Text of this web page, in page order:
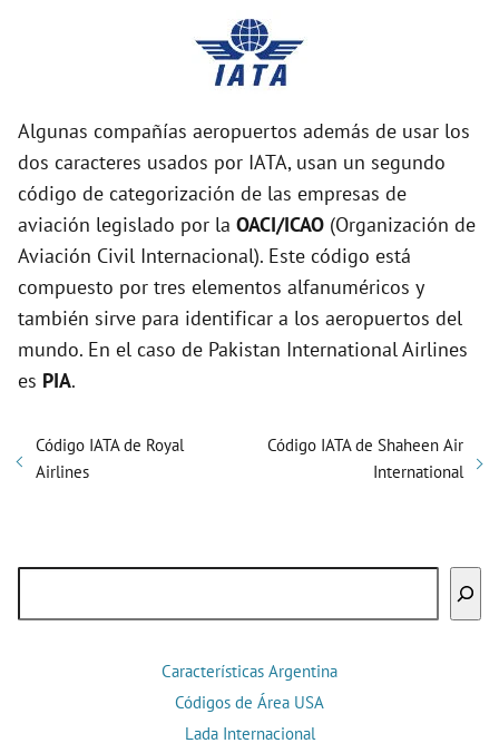
Algunas compañías aeropuertos además de usar los
dos caracteres usados por IATA, usan un segundo
código de categorización de las empresas de
aviación legislado por la OACI/ICAO (Organización de
Aviación Civil Internacional). Este código está
compuesto por tres elementos alfanuméricos y
también sirve para identificar a los aeropuertos del
mundo. En el caso de Pakistan International Airlines
es PIA.
Código IATA de Royal
Airlines
Código IATA de Shaheen Air
International
Características Argentina
Códigos de Área USA
Lada Internacional